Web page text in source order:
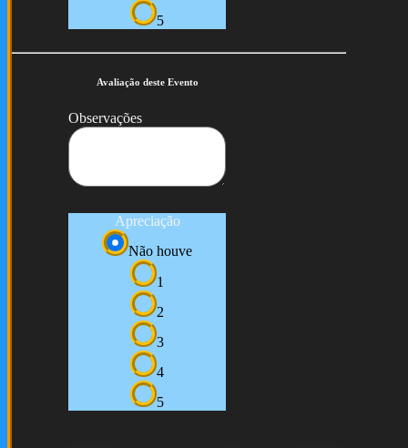
5
Avaliação deste Evento
Observações
Apreciação
Não houve
1
2
3
4
5